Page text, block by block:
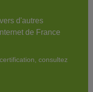
d'autres
de France
consultez